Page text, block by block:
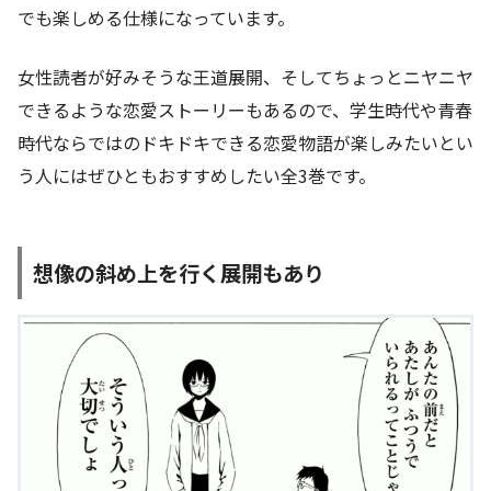
でも楽しめる仕様になっています。
女性読者が好みそうな王道展開、そしてちょっとニヤニヤ
できるような恋愛ストーリーもあるので、学生時代や青春
時代ならではのドキドキできる恋愛物語が楽しみたいとい
う人にはぜひともおすすめしたい全3巻です。
想像の斜め上を行く展開もあり